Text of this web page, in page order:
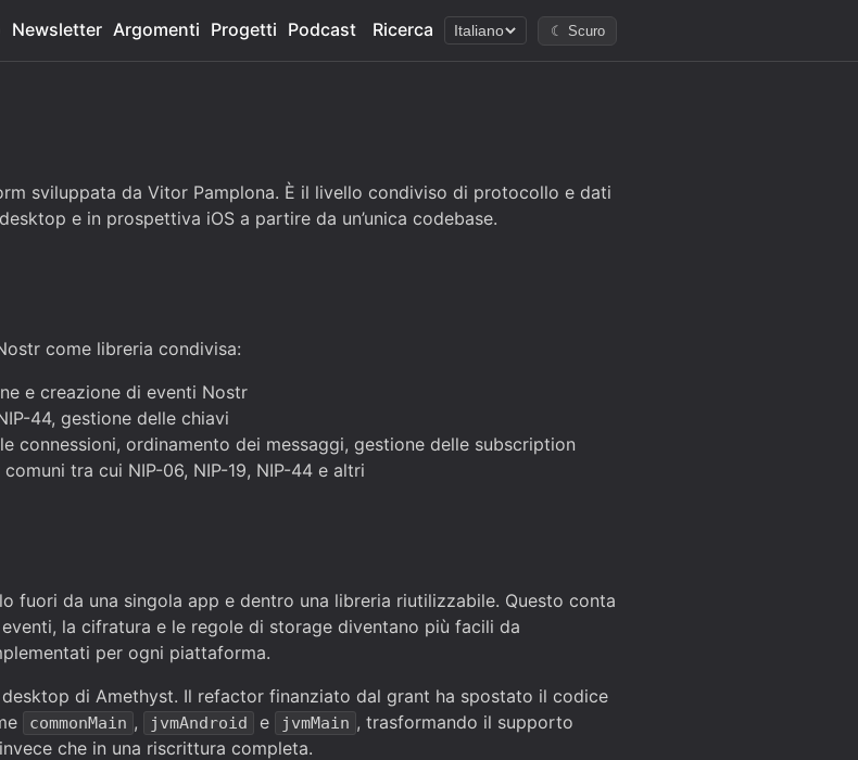
Newsletter Argomenti Progetti Podcast Ricerca Italiano ☾ Scuro
sviluppata da Vitor Pamplona. È il livello condiviso di protocollo e dati
e in prospettiva iOS a partire da un’unica codebase.
come libreria condivisa:
e creazione di eventi Nostr
44, gestione delle chiavi
connessioni, ordinamento dei messaggi, gestione delle subscription
tra cui NIP-06, NIP-19, NIP-44 e altri
fuori da una singola app e dentro una libreria riutilizzabile. Questo conta
la cifratura e le regole di storage diventano più facili da
per ogni piattaforma.
di Amethyst. Il refactor finanziato dal grant ha spostato il codice
commonMain , jvmAndroid e jvmMain , trasformando il supporto
che in una riscrittura completa.